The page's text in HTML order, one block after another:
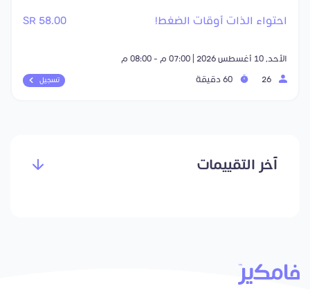
احتواء الذات أوقات الضغط! 58.00 SR
الأحد, 10 أغسطس 2026 | 07:00 م - 08:00 م
تسجيل
آخر التقييمات